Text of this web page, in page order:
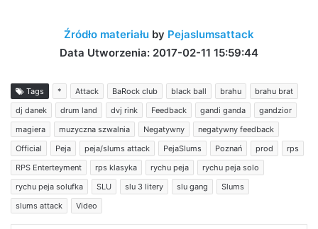
Źródło materiału by Pejaslumsattack
Data Utworzenia: 2017-02-11 15:59:44
Tags * Attack BaRock club black ball brahu
brahu brat
dj danek
drum land dvj rink Feedback gandi ganda
gandzior
magiera
muzyczna szwalnia Negatywny
negatywny feedback
Official
Peja peja/slums attack PejaSlums Poznań prod
rps
RPS Enterteyment
rps klasyka rychu peja
rychu peja solo
rychu peja solufka
SLU slu 3 litery slu gang
Slums
slums attack
Video